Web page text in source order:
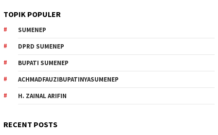
TOPIK POPULER
SUMENEP
DPRD SUMENEP
BUPATI SUMENEP
ACHMADFAUZIBUPATINYASUMENEP
H. ZAINAL ARIFIN
RECENT POSTS